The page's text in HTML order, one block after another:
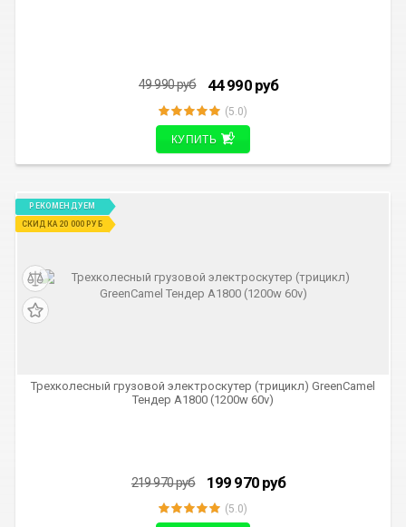
49 990руб 44 990 руб
(5.0)
КУПИТЬ
РЕКОМЕНДУЕМ
СКИДКА 20 000 РУБ
Трехколесный грузовой электроскутер (трицикл) GreenCamel
Тендер A1800 (1200w 60v)
219 970руб 199 970 руб
(5.0)